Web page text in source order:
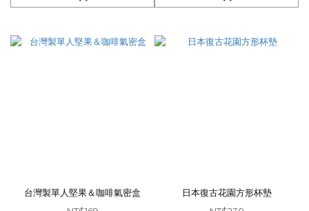
台灣製單人堅果＆咖啡氣密盒
日本復古花園方形杯墊